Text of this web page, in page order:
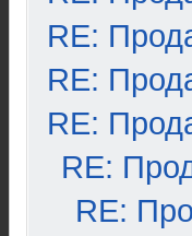
RE:
RE:
RE:
RE:
RE: